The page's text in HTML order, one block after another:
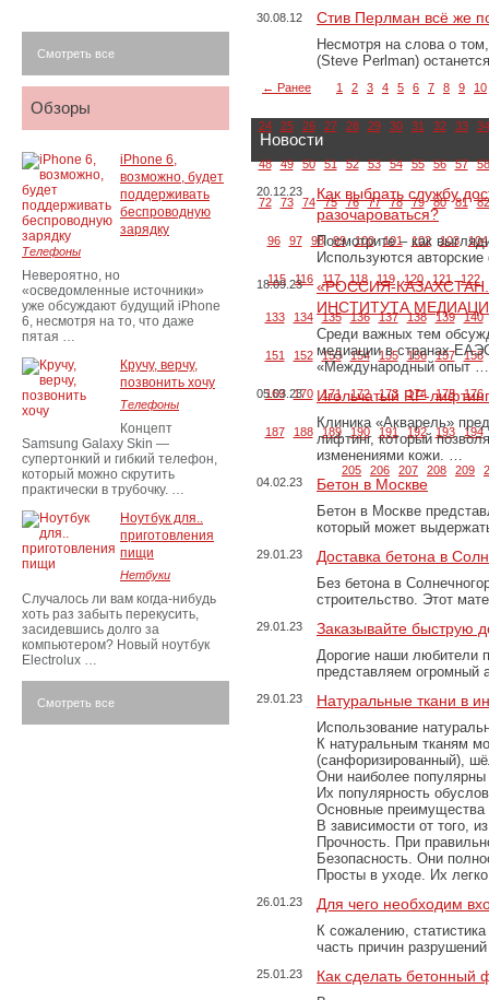
30.08.12 Стив Перлман всё же
Несмотря на слова о
(Steve Perlman)
← Ранее 1 2 3 4 5 6 7 8 9 10
24 25 26 27 28 29 30 31 32 33 34
48 49 50 51 52 53 54 55 56 57 58
72 73 74 75 76 77 78 79 80 81 82
96 97 98 99 100 101 102 103 104
115 116 117 118 119 120 121 122
133 134 135 136 137 138 139 140
151 152 153 154 155 156 157 158
169 170 171 172 173 174 175 176
187 188 189 190 191 192 193 194
205 206 207 208 209
Новости
20.12.23
Как выбрать службу
разочароваться?
Посмотрите – как
Используются
18.09.23
«РОССИЯ-
ИНСТИТУТА
Среди важных тем
медиации в странах
«Международный опыт …
05.03.23 Игольчатый RF-
Клиника «Акварель»
лифтинг, который
изменениями кожи. …
04.02.23 Бетон в Москве
Бетон в Москве
который может
29.01.23 Доставка бетона в
Без бетона в
строительство. Этот
29.01.23 Заказывайте быструю
Дорогие наши любители
представляем огромный
29.01.23 Натуральные ткани в
Использование
К натуральным тканям
(санфоризированный),
Они наиболее популярны
Их популярность
Основные преимущества
В зависимости от того,
Прочность. При
Безопасность. Они
Просты в уходе. Их
26.01.23 Для чего необходим
К сожалению,
часть причин
25.01.23 Как сделать бетонный
Смотреть все
Обзоры
iPhone 6,
возможно, будет
поддерживать
беспроводную
зарядку
Телефоны
Невероятно, но
«осведомленные источники»
уже обсуждают будущий iPhone
6, несмотря на то, что даже
пятая …
Кручу, верчу,
позвонить хочу
Телефоны
Концепт
Samsung Galaxy Skin —
супертонкий и гибкий телефон,
который можно скрутить
практически в трубочку. …
Ноутбук для..
приготовления
пищи
Нетбуки
Случалось ли вам когда-нибудь
хоть раз забыть перекусить,
засидевшись долго за
компьютером? Новый ноутбук
Electrolux …
Смотреть все